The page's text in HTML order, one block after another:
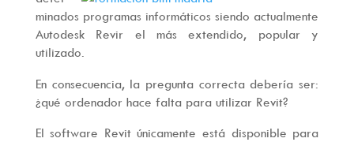
minados programas informáticos siendo actualmente
Autodesk Revir el más extendido, popular y
utilizado.
En consecuencia, la pregunta correcta debería ser:
¿qué ordenador hace falta para utilizar Revit?
El software Revit únicamente está disponible para